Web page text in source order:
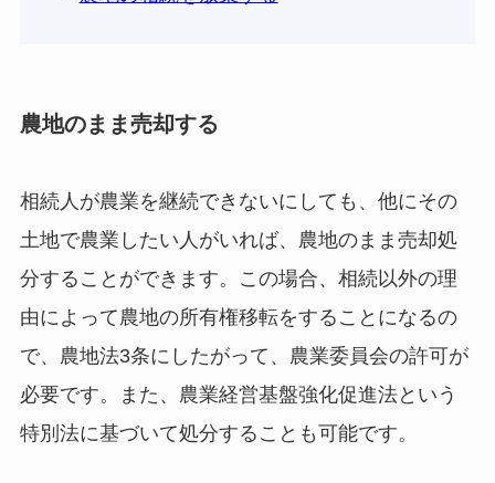
農地のまま売却する
相続人が農業を継続できないにしても、他にその
土地で農業したい人がいれば、農地のまま売却処
分することができます。この場合、相続以外の理
由によって農地の所有権移転をすることになるの
で、農地法3条にしたがって、農業委員会の許可が
必要です。また、農業経営基盤強化促進法という
特別法に基づいて処分することも可能です。